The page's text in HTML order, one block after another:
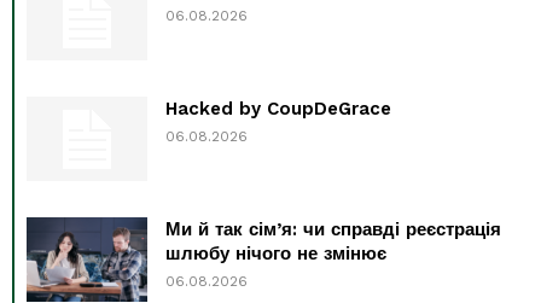
06.08.2026
Hacked by CoupDeGrace
06.08.2026
Ми й так сім’я: чи справді реєстрація
шлюбу нічого не змінює
06.08.2026